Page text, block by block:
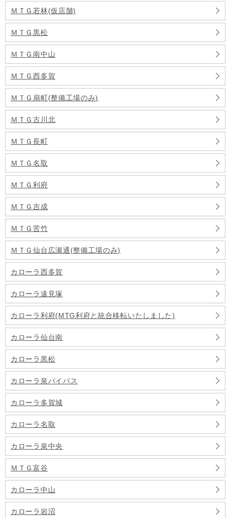
ＭＴＧ若林(仮店舗)
ＭＴＧ黒松
ＭＴＧ南中山
ＭＴＧ西多賀
ＭＴＧ扇町(整備工場のみ)
ＭＴＧ古川北
ＭＴＧ長町
ＭＴＧ名取
ＭＴＧ利府
ＭＴＧ吉成
ＭＴＧ苦竹
ＭＴＧ仙台広瀬通(整備工場のみ)
カローラ西多賀
カローラ遠見塚
カローラ利府(MTG利府と統合移転いたしました)
カローラ仙台南
カローラ黒松
カローラ泉バイパス
カローラ多賀城
カローラ名取
カローラ泉中央
ＭＴＧ富谷
カローラ中山
カローラ岩沼